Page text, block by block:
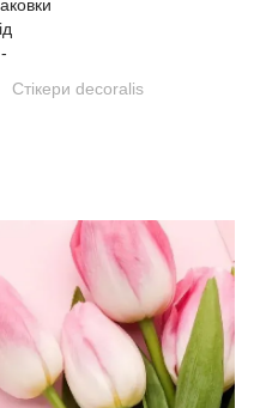
Стікери decoralis